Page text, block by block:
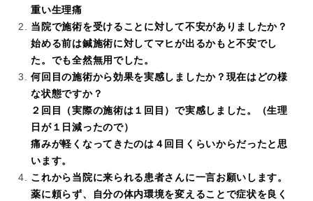
重い生理痛
当院で施術を受けることに対して不安がありましたか？
始める前は鍼施術に対してマヒが出るかもと不安でし
た。でも全然無用でした。
何回目の施術から効果を実感しましたか？現在はどの様
な状態ですか？
２回目（実際の施術は１回目）で実感しました。（生理
日が１日減ったので）
痛みが軽くなってきたのは４回目くらいからだったと思
います。
これから当院に来られる患者さんに一言お願いします。
薬に頼らず、自分の体内環境を変えることで症状を良く